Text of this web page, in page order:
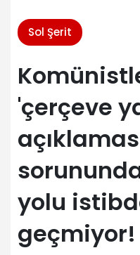
Sol Şerit
'çerçeve
yolu
geçmiyor!